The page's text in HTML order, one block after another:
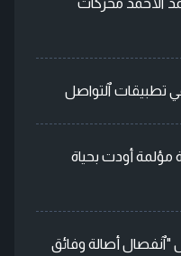
تطبيقات ٱلتواصل
مؤلمة أودت بحياة
أصالة وفائق